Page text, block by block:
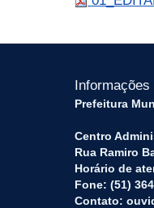
Prefeitura
Centro
Rua Ramiro
Horário de
Fone: (51)
Contato: